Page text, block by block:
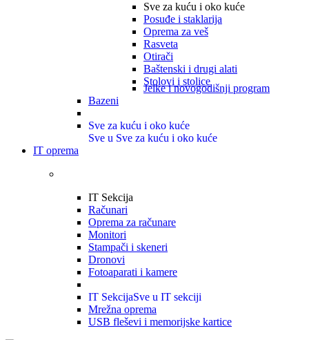
Sve za kuću i oko kuće
Posuđe i staklarija
Oprema za veš
Rasveta
Otirači
Baštenski i drugi alati
Stolovi i stolice
Jelke i novogodišnji program
Bazeni
Sve za kuću i oko kuće
Sve u Sve za kuću i oko kuće
IT oprema
IT Sekcija
Računari
Oprema za računare
Monitori
Stampači i skeneri
Dronovi
Fotoaparati i kamere
IT SekcijaSve u IT sekciji
Mrežna oprema
USB fleševi i memorijske kartice